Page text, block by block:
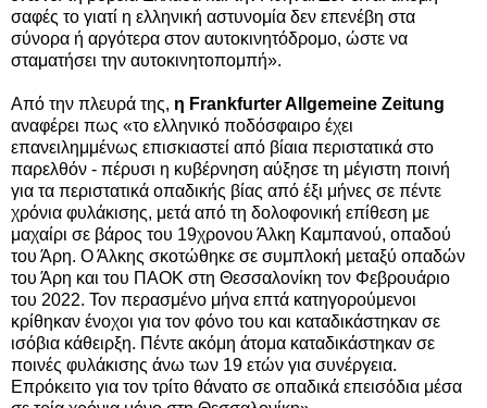
σαφές το γιατί η ελληνική αστυνομία δεν επενέβη στα
σύνορα ή αργότερα στον αυτοκινητόδρομο, ώστε να
σταματήσει την αυτοκινητοπομπή».
Από την πλευρά της, η Frankfurter Allgemeine Zeitung
αναφέρει πως «το ελληνικό ποδόσφαιρο έχει
επανειλημμένως επισκιαστεί από βίαια περιστατικά στο
παρελθόν - πέρυσι η κυβέρνηση αύξησε τη μέγιστη ποινή
για τα περιστατικά οπαδικής βίας από έξι μήνες σε πέντε
χρόνια φυλάκισης, μετά από τη δολοφονική επίθεση με
μαχαίρι σε βάρος του 19χρονου Άλκη Καμπανού, οπαδού
του Άρη. Ο Άλκης σκοτώθηκε σε συμπλοκή μεταξύ οπαδών
του Άρη και του ΠΑΟΚ στη Θεσσαλονίκη τον Φεβρουάριο
του 2022. Τον περασμένο μήνα επτά κατηγορούμενοι
κρίθηκαν ένοχοι για τον φόνο του και καταδικάστηκαν σε
ισόβια κάθειρξη. Πέντε ακόμη άτομα καταδικάστηκαν σε
ποινές φυλάκισης άνω των 19 ετών για συνέργεια.
Επρόκειτο για τον τρίτο θάνατο σε οπαδικά επεισόδια μέσα